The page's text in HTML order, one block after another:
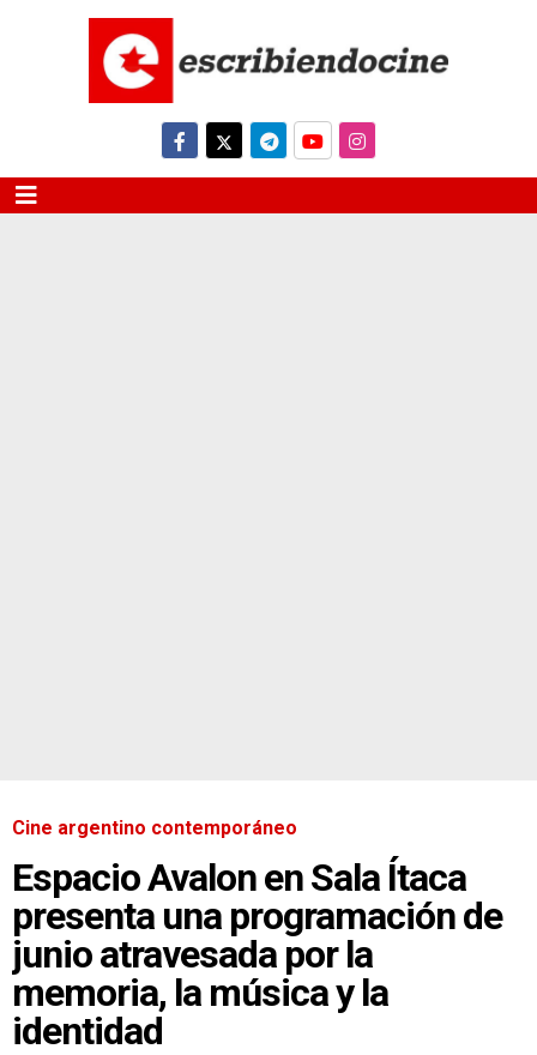
Cine argentino contemporáneo
Espacio Avalon en Sala Ítaca
presenta una programación de
junio atravesada por la
memoria, la música y la
identidad